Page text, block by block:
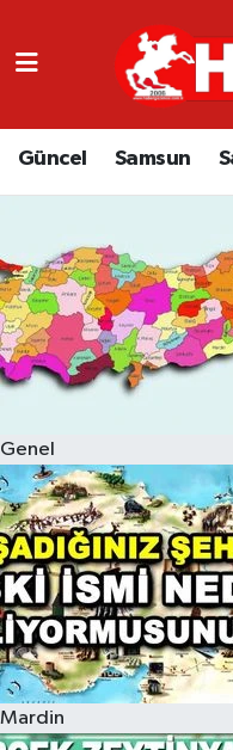
Güncel Samsun
Genel
Mardin
GÜNCEL
SAMSUN
EKONOMİ
YAŞAM